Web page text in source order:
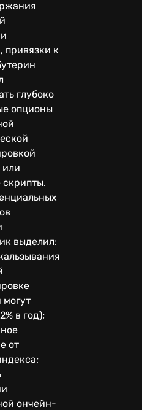
привязки к
глубоко
опционы
скрипты.
выделил:
в год);
от
ончейн-